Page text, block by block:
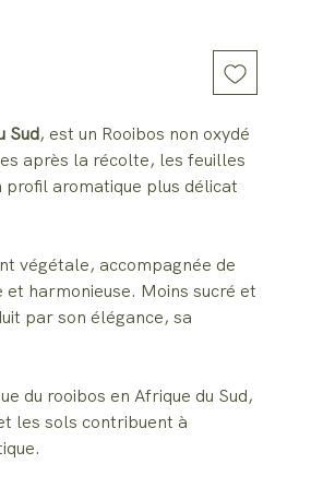
Sud, est un Rooibos non oxydé
après la récolte, les feuilles
aromatique plus délicat
végétale, accompagnée de
harmonieuse. Moins sucré et
par son élégance, sa
du rooibos en Afrique du Sud,
les sols contribuent à